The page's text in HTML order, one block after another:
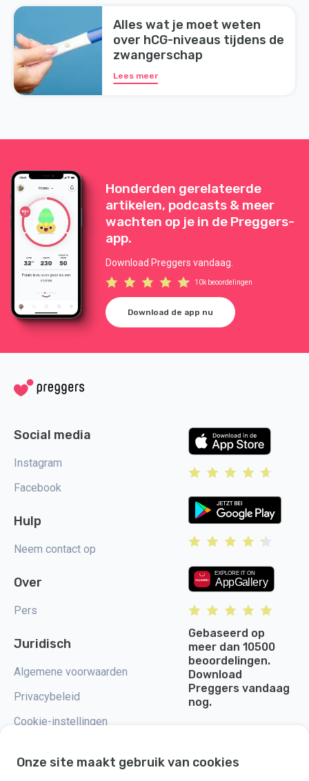
Alles wat je moet weten
over hCG-niveaus tijdens de
zwangerschap
Lees meer
Honderden gerelateerde
artikelen, podcasts & meer
wachten op je in de Preggers-
app.
Download Preggers vandaag.
10k beoordelingen
Download de app nu
Social media
Instagram
Facebook
Hulp
Neem contact op
Over
Pers
Juridisch
Algemene voorwaarden
Privacybeleid
Cookie-instellingen
Gebaseerd op
meer dan 10500
beoordelingen.
Download
Preggers vandaag
nog.
Onze site maakt gebruik van cookies